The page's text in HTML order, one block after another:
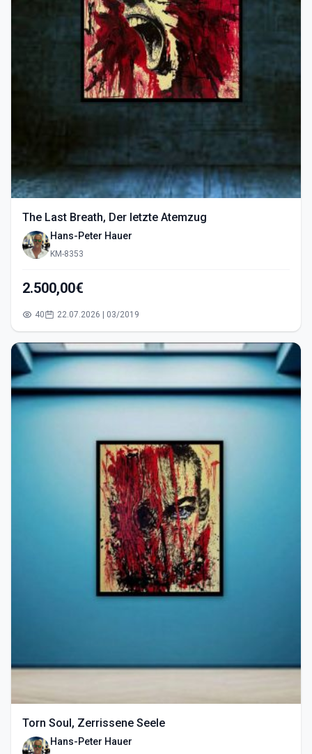
The Last Breath, Der letzte Atemzug
Hans-Peter Hauer
KM-8353
2.500,00€
40 22.07.2026 | 03/2019
Torn Soul, Zerrissene Seele
Hans-Peter Hauer